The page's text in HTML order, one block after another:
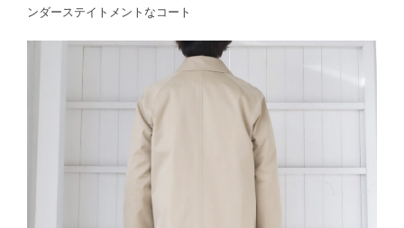
ンダーステイトメントなコート